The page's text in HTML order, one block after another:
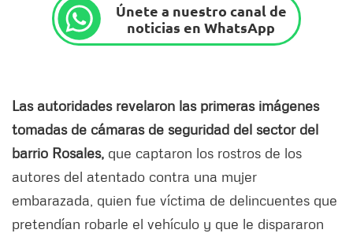
Únete a nuestro canal de
noticias en WhatsApp
Las autoridades revelaron las primeras imágenes
tomadas de cámaras de seguridad del sector del
barrio Rosales, que captaron los rostros de los
autores del atentado contra una mujer
embarazada, quien fue víctima de delincuentes que
pretendían robarle el vehículo y que le dispararon